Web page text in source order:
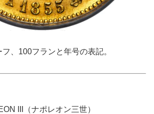
、100フランと年号の表記。
III（ナポレオン三世）